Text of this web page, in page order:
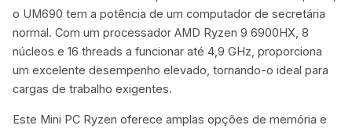
o UM690 tem a potência de um computador de secretária
normal. Com um processador AMD Ryzen 9 6900HX, 8
núcleos e 16 threads a funcionar até 4,9 GHz, proporciona
um excelente desempenho elevado, tornando-o ideal para
cargas de trabalho exigentes.
Este Mini PC Ryzen oferece amplas opções de memória e